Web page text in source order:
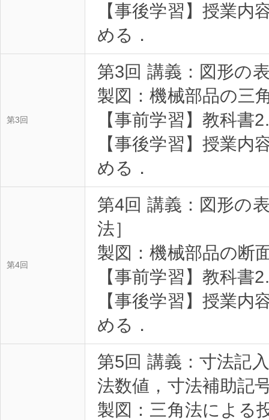
【事後学習】授業
める．
第3回
第3回 講義：図形の
製図：機械部品の三
【事前学習】教科書
【事後学習】授業
める．
第4回
第4回 講義：図形の
法］
製図：機械部品の断
【事前学習】教科書
【事後学習】授業
める．
第5回 講義：寸法記
法数値，寸法補助記
製図：三角法による